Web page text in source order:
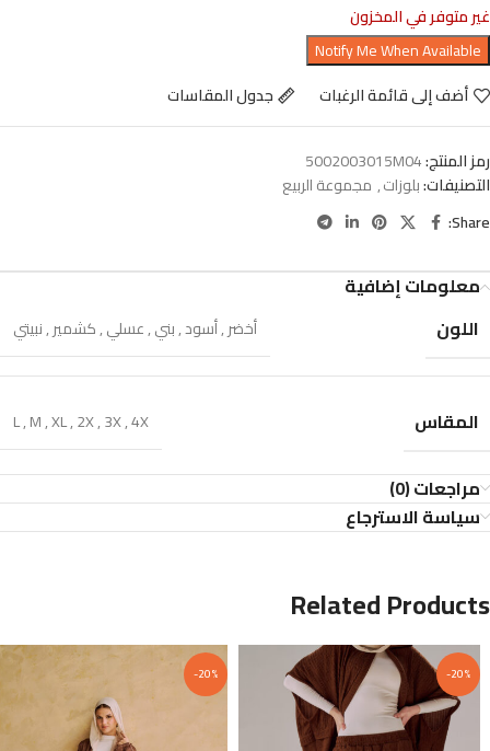
غير متوفر في المخزون
أضف إلى قائمة الرغبات جدول المقاسات
رمز المنتج:5002003015M04
التصنيفات:بلوزات, مجموعة الربيع
Share:
معلومات إضافية
اللون
أخضر,أسود,بني,عسلي,كشمير,نبيتي
المقاس L,M,XL,2X,3X,4X
مراجعات (0)
سياسة الاسترجاع
Related Products
-20% -20%